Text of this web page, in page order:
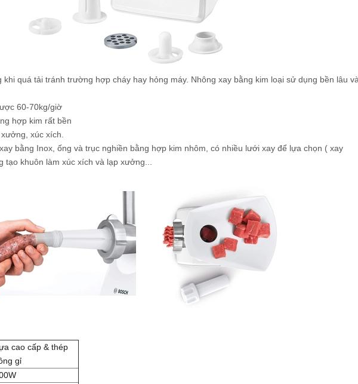
quá tải tránh trường hợp cháy hay hỏng máy. Nhông xay bằng kim loại sử dụng bền lâu
60-70kg/giờ
hợp kim rất bền
xúc xích.
bằng Inox, ống và trục nghiền bằng hợp kim nhôm, có nhiều lưới xay để lựa chọn ( xay
tạo khuôn làm xúc xích và lạp xưởng...
cao cấp & thép
gỉ